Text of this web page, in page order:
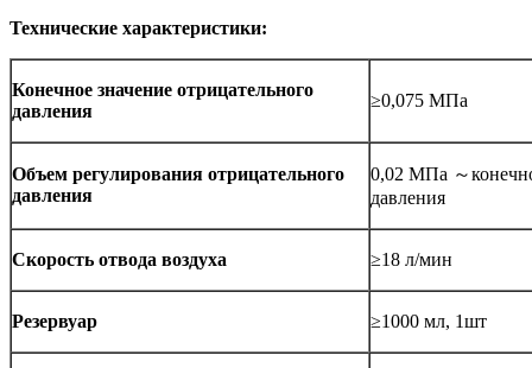
Технические характеристики:
Конечное значение отрицательного
давления
≥0,075 МПа
Объем регулирования отрицательного
давления
0,02 МПа ～
давления
Скорость отвода воздуха ≥18 л/мин
Резервуар ≥1000 мл, 1шт